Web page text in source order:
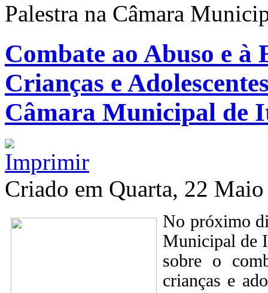
Palestra na Câmara
Combate ao Abuso e à
Crianças e
Câmara Municipal de
Criado em Quarta, 22
No próximo
Municipal de
sobre o
crianças e